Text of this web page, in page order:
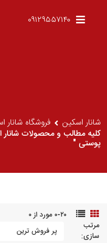
۰۹۱۲۹۵۵۷۱۴۰
شانار اسکین فروشگاه شانار
کلیه مطالب و محصولات شانار
پوستی "
۰-۲۰ مورد از ۰
مرتب
سازی: